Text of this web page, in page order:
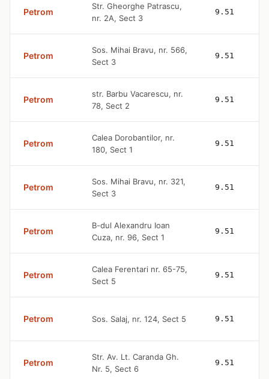
Petrom
Str. Gheorghe Patrascu,
nr. 2A, Sect 3
9.51
Petrom
Sos. Mihai Bravu, nr. 566,
Sect 3
9.51
Petrom
str. Barbu Vacarescu, nr.
78, Sect 2
9.51
Petrom
Calea Dorobantilor, nr.
180, Sect 1
9.51
Petrom
Sos. Mihai Bravu, nr. 321,
Sect 3
9.51
Petrom
B-dul Alexandru Ioan
Cuza, nr. 96, Sect 1
9.51
Petrom
Calea Ferentari nr. 65-75,
Sect 5
9.51
Petrom Sos. Salaj, nr. 124, Sect 5 9.51
Petrom
Str. Av. Lt. Caranda Gh.
Nr. 5, Sect 6
9.51